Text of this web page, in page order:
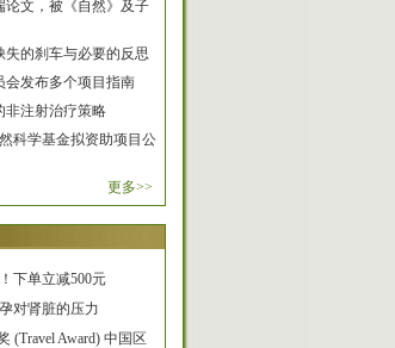
论文，被《自然》及子
的刹车与必要的反思
会发布多个项目指南
非注射治疗策略
科学基金拟资助项目公
更多>>
下单立减500元
对肾脏的压力
(Travel Award) 中国区